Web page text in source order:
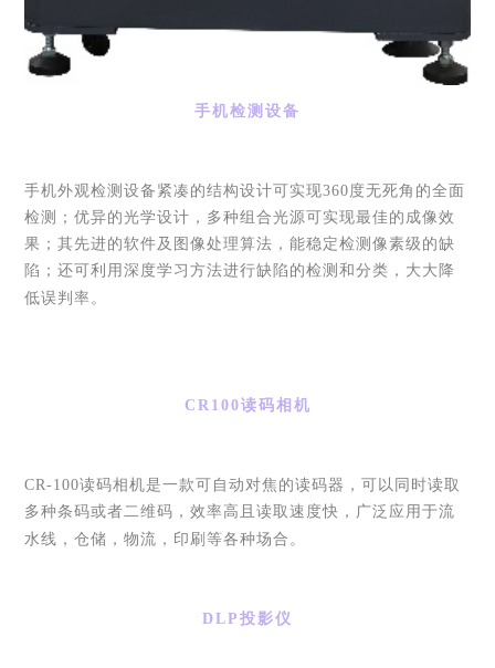
手机检测设备
手机外观检测设备紧凑的结构设计可实现360度无死角的全面
检测；优异的光学设计，多种组合光源可实现最佳的成像效
果；其先进的软件及图像处理算法，能稳定检测像素级的缺
陷；还可利用深度学习方法进行缺陷的检测和分类，大大降
低误判率。
CR100读码相机
CR-100读码相机是一款可自动对焦的读码器，可以同时读取
多种条码或者二维码，效率高且读取速度快，广泛应用于流
水线，仓储，物流，印刷等各种场合。
DLP投影仪